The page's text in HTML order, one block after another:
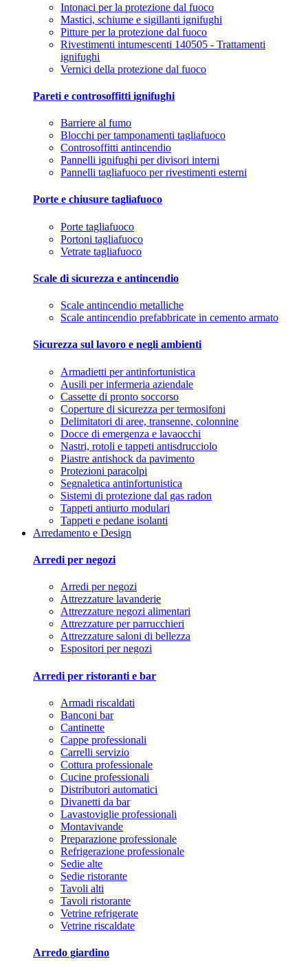
Intonaci per la protezione dal fuoco
Mastici, schiume e sigillanti ignifughi
Pitture per la protezione dal fuoco
Rivestimenti intumescenti 140505 - Trattamenti
ignifughi
Vernici della protezione dal fuoco
Pareti e controsoffitti ignifughi
Barriere al fumo
Blocchi per tamponamenti tagliafuoco
Controsoffitti antincendio
Pannelli ignifughi per divisori interni
Pannelli tagliafuoco per rivestimenti esterni
Porte e chiusure tagliafuoco
Porte tagliafuoco
Portoni tagliafuoco
Vetrate tagliafuoco
Scale di sicurezza e antincendio
Scale antincendio metalliche
Scale antincendio prefabbricate in cemento armato
Sicurezza sul lavoro e negli ambienti
Armadietti per antinfortunistica
Ausili per infermeria aziendale
Cassette di pronto soccorso
Coperture di sicurezza per termosifoni
Delimitatori di aree, transenne, colonnine
Docce di emergenza e lavaocchi
Nastri, rotoli e tappeti antisdrucciolo
Piastre antishock da pavimento
Protezioni paracolpi
Segnaletica antinfortunistica
Sistemi di protezione dal gas radon
Tappeti antiurto modulari
Tappeti e pedane isolanti
Arredamento e Design
Arredi per negozi
Arredi per negozi
Attrezzature lavanderie
Attrezzature negozi alimentari
Attrezzature per parrucchieri
Attrezzature saloni di bellezza
Espositori per negozi
Arredi per ristoranti e bar
Armadi riscaldati
Banconi bar
Cantinette
Cappe professionali
Carrelli servizio
Cottura professionale
Cucine professionali
Distributori automatici
Divanetti da bar
Lavastoviglie professionali
Montavivande
Preparazione professionale
Refrigerazione professionale
Sedie alte
Sedie ristorante
Tavoli alti
Tavoli ristorante
Vetrine refrigerate
Vetrine riscaldate
Arredo giardino